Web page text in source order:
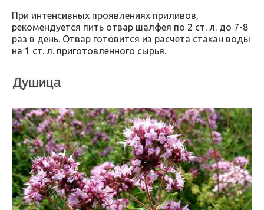
При интенсивных проявлениях приливов,
рекомендуется пить отвар шалфея по 2 ст. л. до 7-8
раз в день. Отвар готовится из расчета стакан воды
на 1 ст. л. приготовленного сырья.
Душица